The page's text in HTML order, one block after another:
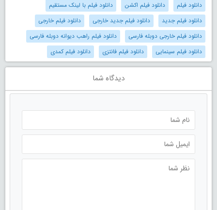
دانلود فیلم
دانلود فیلم اکشن
دانلود فیلم با لینک مستقیم
دانلود فیلم جدید
دانلود فیلم جدید خارجی
دانلود فیلم خارجی
دانلود فیلم خارجی دوبله فارسی
دانلود فیلم راهب دیوانه دوبله فارسی
دانلود فیلم سینمایی
دانلود فیلم فانتزی دانلود فیلم کمدی
دیدگاه شما